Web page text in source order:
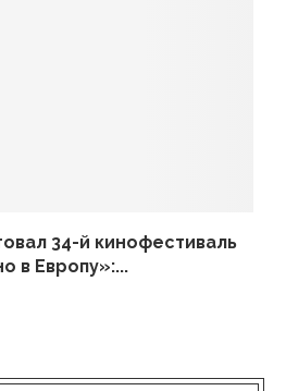
34-й кинофестиваль
в Европу»:...